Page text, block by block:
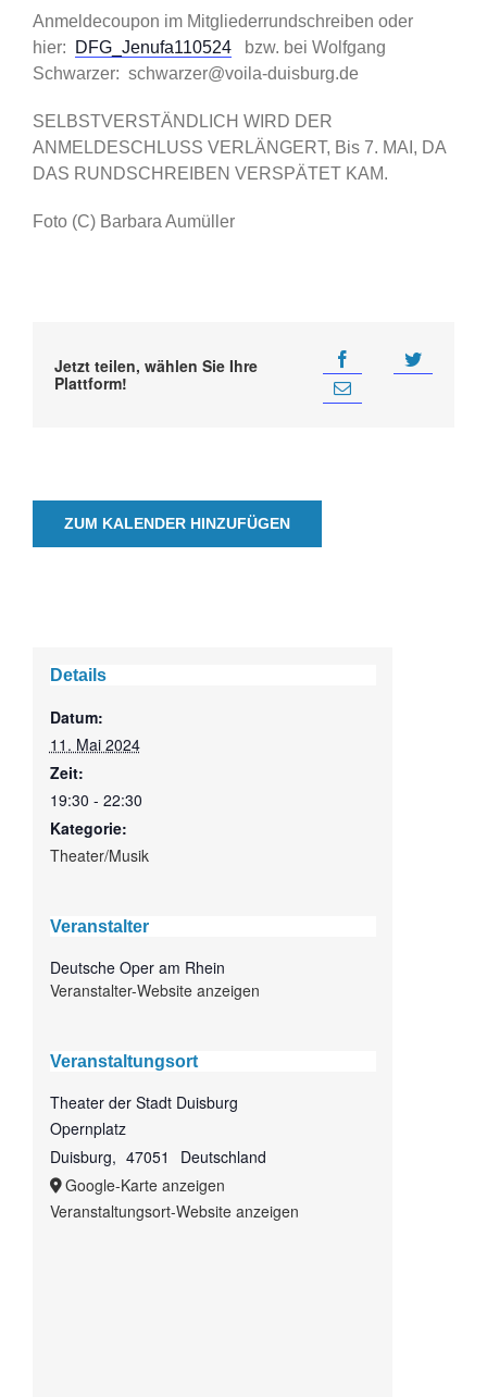
Anmeldecoupon im Mitgliederrundschreiben oder
hier:
DFG_Jenufa110524bzw. bei Wolfgang
Schwarzer: schwarzer@voila-duisburg.de
SELBSTVERSTÄNDLICH WIRD DER
ANMELDESCHLUSS VERLÄNGERT, Bis 7. MAI, DA
DAS RUNDSCHREIBEN VERSPÄTET KAM.
Foto (C) Barbara Aumüller
Jetzt teilen, wählen Sie Ihre
Plattform!
ZUM KALENDER HINZUFÜGEN
Details
Datum:
11. Mai 2024
Zeit:
19:30 - 22:30
Kategorie:
Theater/Musik
Veranstalter
Deutsche Oper am Rhein
Veranstalter-Website anzeigen
Veranstaltungsort
Theater der Stadt Duisburg
Opernplatz
Duisburg, 47051
Deutschland
Google-Karte anzeigen
Veranstaltungsort-Website anzeigen